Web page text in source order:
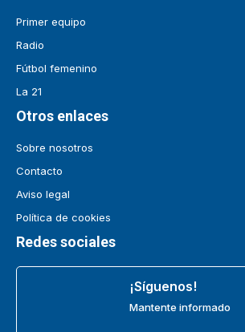
Primer equipo
Radio
Fútbol femenino
La 21
Otros enlaces
Sobre nosotros
Contacto
Aviso legal
Política de cookies
Redes sociales
¡Síguenos!
Mantente informado